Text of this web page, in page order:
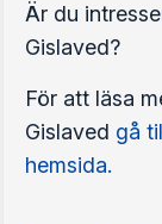
Är du
Gislaved?
För att läsa
Gislaved gå
hemsida.